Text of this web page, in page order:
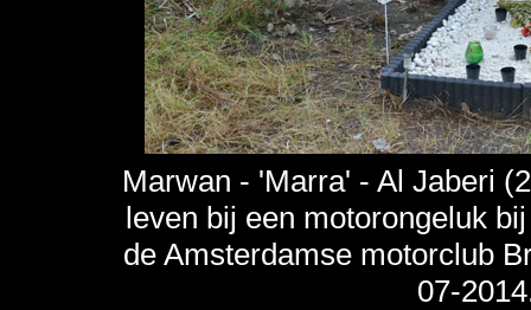
Marwan - 'Marra' - Al Jaberi
leven bij een motorongeluk
de Amsterdamse motorclub
07-